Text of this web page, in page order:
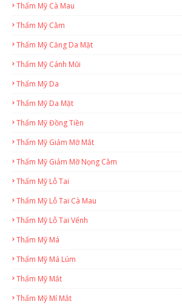
Thẩm Mỹ Cà Mau
Thẩm Mỹ Cằm
Thẩm Mỹ Căng Da Mặt
Thẩm Mỹ Cánh Mũi
Thẩm Mỹ Da
Thẩm Mỹ Da Mặt
Thẩm Mỹ Đồng Tiền
Thẩm Mỹ Giảm Mỡ Mắt
Thẩm Mỹ Giảm Mỡ Nọng Cằm
Thẩm Mỹ Lỗ Tai
Thẩm Mỹ Lỗ Tai Cà Mau
Thẩm Mỹ Lỗ Tai Vểnh
Thẩm Mỹ Má
Thẩm Mỹ Má Lúm
Thẩm Mỹ Mắt
Thẩm Mỹ Mí Mắt